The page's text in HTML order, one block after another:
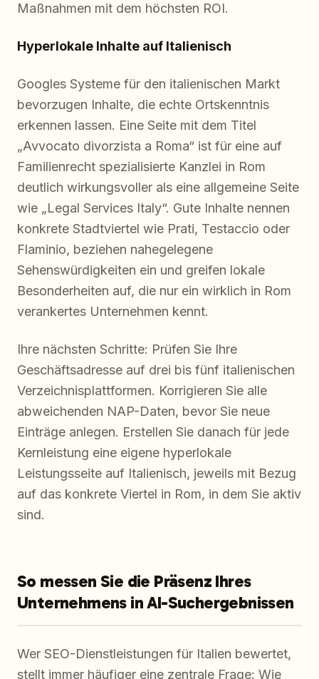
Maßnahmen mit dem höchsten ROI.
Hyperlokale Inhalte auf Italienisch
Googles Systeme für den italienischen Markt
bevorzugen Inhalte, die echte Ortskenntnis
erkennen lassen. Eine Seite mit dem Titel
„Avvocato divorzista a Roma“ ist für eine auf
Familienrecht spezialisierte Kanzlei in Rom
deutlich wirkungsvoller als eine allgemeine Seite
wie „Legal Services Italy“. Gute Inhalte nennen
konkrete Stadtviertel wie Prati, Testaccio oder
Flaminio, beziehen nahegelegene
Sehenswürdigkeiten ein und greifen lokale
Besonderheiten auf, die nur ein wirklich in Rom
verankertes Unternehmen kennt.
Ihre nächsten Schritte: Prüfen Sie Ihre
Geschäftsadresse auf drei bis fünf italienischen
Verzeichnisplattformen. Korrigieren Sie alle
abweichenden NAP-Daten, bevor Sie neue
Einträge anlegen. Erstellen Sie danach für jede
Kernleistung eine eigene hyperlokale
Leistungsseite auf Italienisch, jeweils mit Bezug
auf das konkrete Viertel in Rom, in dem Sie aktiv
sind.
So messen Sie die Präsenz Ihres
Unternehmens in AI-Suchergebnissen
Wer SEO-Dienstleistungen für Italien bewertet,
stellt immer häufiger eine zentrale Frage: Wie